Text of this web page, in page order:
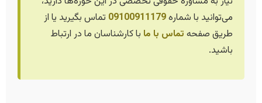
می‌توانید با شماره09100911179 تماس بگیرید یا از
طریق صفحه تماس با ما با کارشناسان ما در ارتباط
باشید.